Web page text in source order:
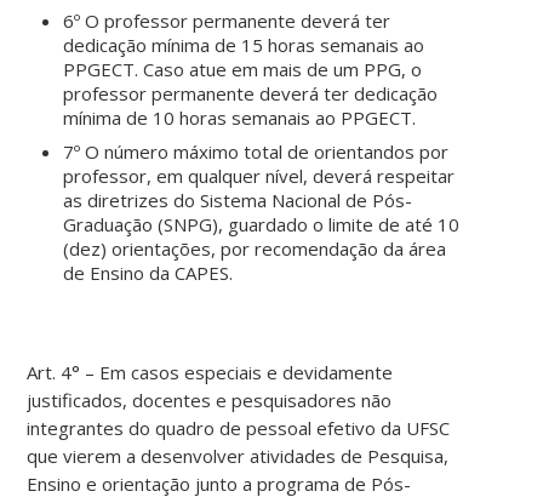
6º O professor permanente deverá ter
dedicação mínima de 15 horas semanais ao
PPGECT. Caso atue em mais de um PPG, o
professor permanente deverá ter dedicação
mínima de 10 horas semanais ao PPGECT.
7º O número máximo total de orientandos por
professor, em qualquer nível, deverá respeitar
as diretrizes do Sistema Nacional de Pós-
Graduação (SNPG), guardado o limite de até 10
(dez) orientações, por recomendação da área
de Ensino da CAPES.
Art. 4° – Em casos especiais e devidamente
justificados, docentes e pesquisadores não
integrantes do quadro de pessoal efetivo da UFSC
que vierem a desenvolver atividades de Pesquisa,
Ensino e orientação junto a programa de Pós-